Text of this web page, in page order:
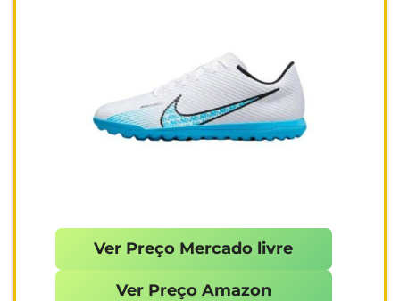
Ver Preço Mercado livre
Ver Preço Amazon